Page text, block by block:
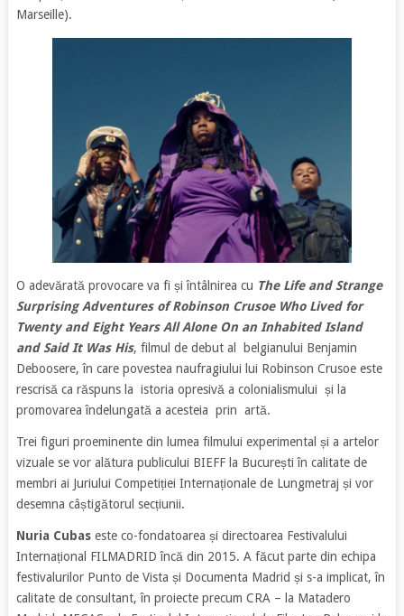
Marseille).
O adevărată provocare va fi și întâlnirea cu The Life and Strange
Surprising Adventures of Robinson Crusoe Who Lived for
Twenty and Eight Years All Alone On an Inhabited Island
and Said It Was His, filmul de debut al belgianului Benjamin
Deboosere, în care povestea naufragiului lui Robinson Crusoe este
rescrisă ca răspuns la istoria opresivă a colonialismului și la
promovarea îndelungată a acesteia prin artă.
Trei figuri proeminente din lumea filmului experimental și a artelor
vizuale se vor alătura publicului BIEFF la București în calitate de
membri ai Juriului Competiției Internaționale de Lungmetraj și vor
desemna câștigătorul secțiunii.
Nuria Cubaseste co-fondatoarea și directoarea Festivalului
Internațional FILMADRID încă din 2015. A făcut parte din echipa
festivalurilor Punto de Vista și Documenta Madrid și s-a implicat, în
calitate de consultant, în proiecte precum CRA – la Matadero